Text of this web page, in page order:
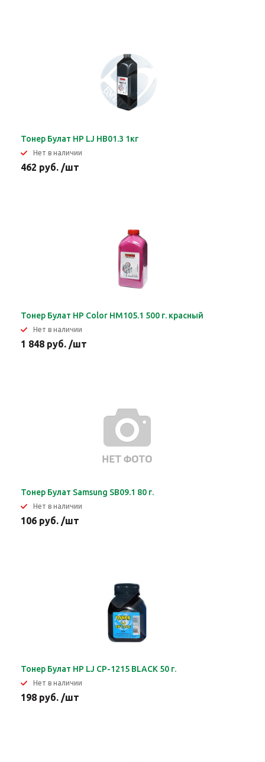
Тонер Булат HP LJ HB01.3 1кг
Нет в наличии
462 руб. /шт
Тонер Булат HP Color HM105.1 500 г. красный
Нет в наличии
1 848 руб. /шт
Тонер Булат Samsung SB09.1 80 г.
Нет в наличии
106 руб. /шт
Тонер Булат HP LJ CP-1215 BLACK 50 г.
Нет в наличии
198 руб. /шт